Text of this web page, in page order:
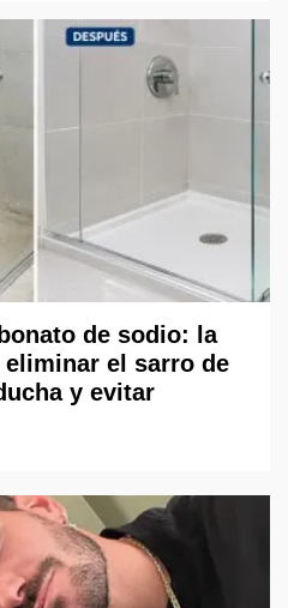
de sodio: la
eliminar el sarro de
y evitar